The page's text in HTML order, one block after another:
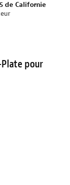
de Californie
pour